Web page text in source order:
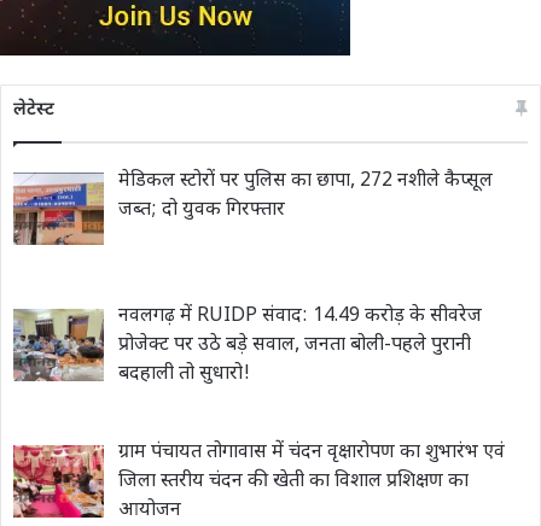
लेटेस्ट
मेडिकल स्टोरों पर पुलिस का छापा, 272 नशीले कैप्सूल
जब्त; दो युवक गिरफ्तार
नवलगढ़ में RUIDP संवाद: 14.49 करोड़ के सीवरेज
प्रोजेक्ट पर उठे बड़े सवाल, जनता बोली-पहले पुरानी
बदहाली तो सुधारो!
ग्राम पंचायत तोगावास में चंदन वृक्षारोपण का शुभारंभ एवं
जिला स्तरीय चंदन की खेती का विशाल प्रशिक्षण का
आयोजन